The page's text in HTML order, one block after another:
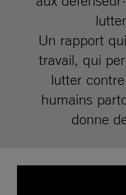
Un rapport
travail, qui
lutter
humains
donne